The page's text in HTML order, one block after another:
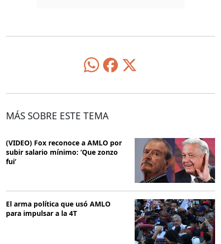
MÁS SOBRE ESTE TEMA
(VIDEO) Fox reconoce a AMLO por
subir salario mínimo: ‘Que zonzo
fui’
El arma política que usó AMLO
para impulsar a la 4T